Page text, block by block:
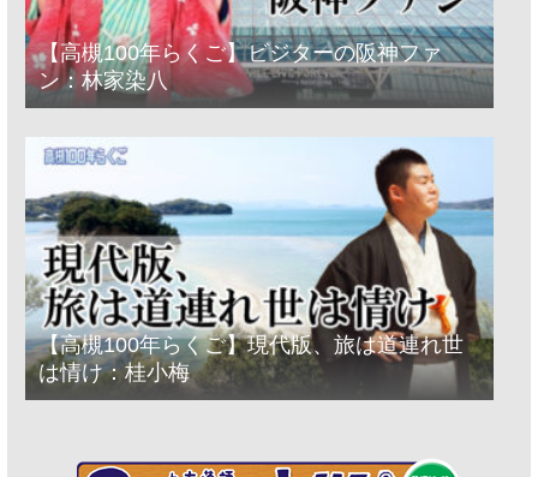
【高槻100年らくご】ビジターの阪神ファ
ン：林家染八
【高槻100年らくご】現代版、旅は道連れ世
は情け：桂小梅